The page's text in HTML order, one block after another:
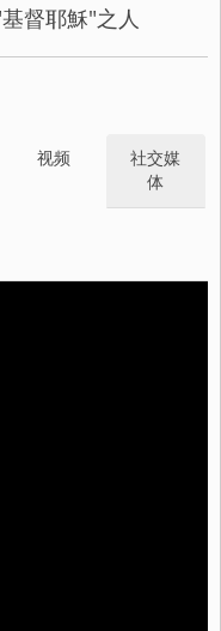
督耶穌"之人
视频
社交媒
体